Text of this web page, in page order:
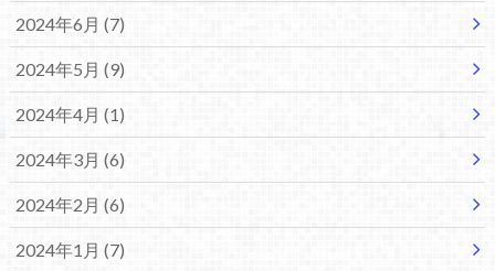
2024年6月 (7)
2024年5月 (9)
2024年4月 (1)
2024年3月 (6)
2024年2月 (6)
2024年1月 (7)